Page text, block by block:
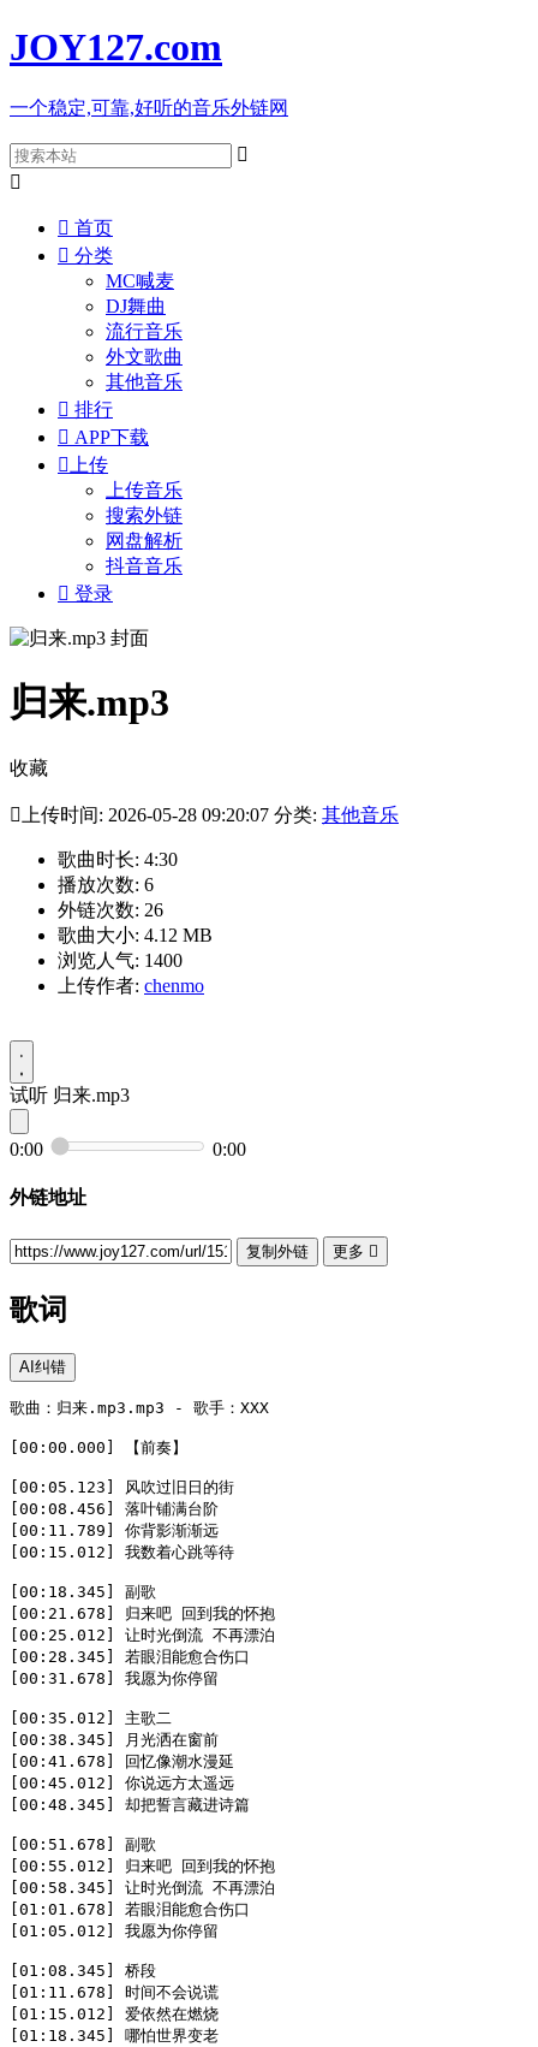
JOY127.com
一个稳定,可靠,好听的音乐外链网


 首页
 分类
MC喊麦
DJ舞曲
流行音乐
外文歌曲
其他音乐
 排行
 APP下载
 上传
上传音乐
搜索外链
网盘解析
抖音音乐
 登录
归来.mp3
收藏
 上传时间: 2026-05-28 09:20:07 分类: 其他音乐
歌曲时长: 4:30
播放次数: 6
外链次数: 26
歌曲大小: 4.12 MB
浏览人气: 1400
上传作者: chenmo
试听 归来.mp3
0:00 0:00
外链地址
复制外链 更多 
歌词
AI纠错
歌曲：归来.mp3.mp3 - 歌手：XXX
[00:00.000] 【前奏】
[00:05.123] 风吹过旧日的街
[00:08.456] 落叶铺满台阶
[00:11.789] 你背影渐渐远
[00:15.012] 我数着心跳等待
[00:18.345] 副歌
[00:21.678] 归来吧 回到我的怀抱
[00:25.012] 让时光倒流 不再漂泊
[00:28.345] 若眼泪能愈合伤口
[00:31.678] 我愿为你停留
[00:35.012] 主歌二
[00:38.345] 月光洒在窗前
[00:41.678] 回忆像潮水漫延
[00:45.012] 你说远方太遥远
[00:48.345] 却把誓言藏进诗篇
[00:51.678] 副歌
[00:55.012] 归来吧 回到我的怀抱
[00:58.345] 让时光倒流 不再漂泊
[01:01.678] 若眼泪能愈合伤口
[01:05.012] 我愿为你停留
[01:08.345] 桥段
[01:11.678] 时间不会说谎
[01:15.012] 爱依然在燃烧
[01:18.345] 哪怕世界变老